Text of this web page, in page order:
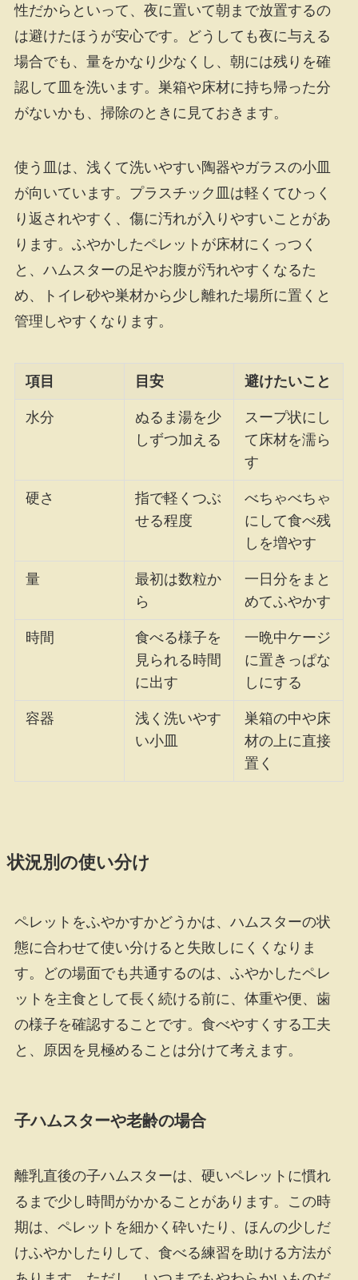
性だからといって、夜に置いて朝まで放置するの
は避けたほうが安心です。どうしても夜に与える
場合でも、量をかなり少なくし、朝には残りを確
認して皿を洗います。巣箱や床材に持ち帰った分
がないかも、掃除のときに見ておきます。
使う皿は、浅くて洗いやすい陶器やガラスの小皿
が向いています。プラスチック皿は軽くてひっく
り返されやすく、傷に汚れが入りやすいことがあ
ります。ふやかしたペレットが床材にくっつく
と、ハムスターの足やお腹が汚れやすくなるた
め、トイレ砂や巣材から少し離れた場所に置くと
管理しやすくなります。
項目 目安 避けたいこと
水分
ぬるま湯を少
しずつ加える
スープ状にし
て床材を濡ら
す
硬さ
指で軽くつぶ
せる程度
べちゃべちゃ
にして食べ残
しを増やす
量
最初は数粒か
ら
一日分をまと
めてふやかす
時間
食べる様子を
見られる時間
に出す
一晩中ケージ
に置きっぱな
しにする
容器
浅く洗いやす
い小皿
巣箱の中や床
材の上に直接
置く
状況別の使い分け
ペレットをふやかすかどうかは、ハムスターの状
態に合わせて使い分けると失敗しにくくなりま
す。どの場面でも共通するのは、ふやかしたペレ
ットを主食として長く続ける前に、体重や便、歯
の様子を確認することです。食べやすくする工夫
と、原因を見極めることは分けて考えます。
子ハムスターや老齢の場合
離乳直後の子ハムスターは、硬いペレットに慣れ
るまで少し時間がかかることがあります。この時
期は、ペレットを細かく砕いたり、ほんの少しだ
けふやかしたりして、食べる練習を助ける方法が